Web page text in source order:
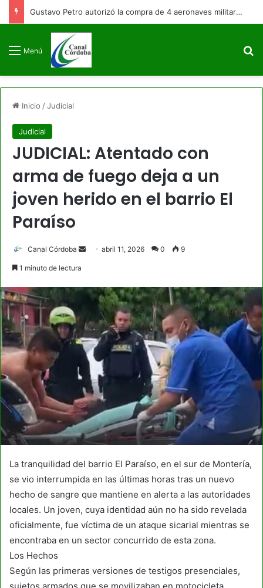
Gustavo Petro autorizó la compra de 4 aeronaves militares antes de finalizar su mandato
Menú
Inicio /Judicial
Judicial
JUDICIAL: Atentado con
arma de fuego deja a un
joven herido en el barrio El
Paraíso
Canal Córdoba
Sendabril 11, 2026 0 9
1 minuto de lectura
La tranquilidad del barrio El Paraíso, en el sur de Montería,
se vio interrumpida en las últimas horas tras un nuevo
hecho de sangre que mantiene en alerta a las autoridades
locales. Un joven, cuya identidad aún no ha sido revelada
oficialmente, fue víctima de un ataque sicarial mientras se
encontraba en un sector concurrido de esta zona.
Los Hechos
Según las primeras versiones de testigos presenciales,